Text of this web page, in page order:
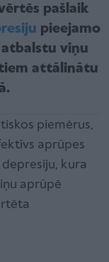
pašlaik
pieejamo
atbalstu viņu
attālinātu
piemērus,
aprūpes
kura
aprūpē